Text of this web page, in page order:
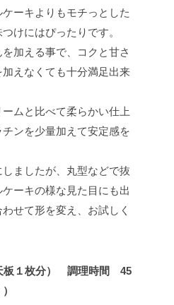
ーキよりもモチっとした
けにはぴったりです。
加える事で、コクと甘さ
えなくても十分満足出来
ムと比べて柔らかい仕上
ンを少量加えて安定感を
ましたが、丸型などで抜
ーキの様な見た目にも出
せて形を変え、お試しく
板１枚分） 調理時間 45